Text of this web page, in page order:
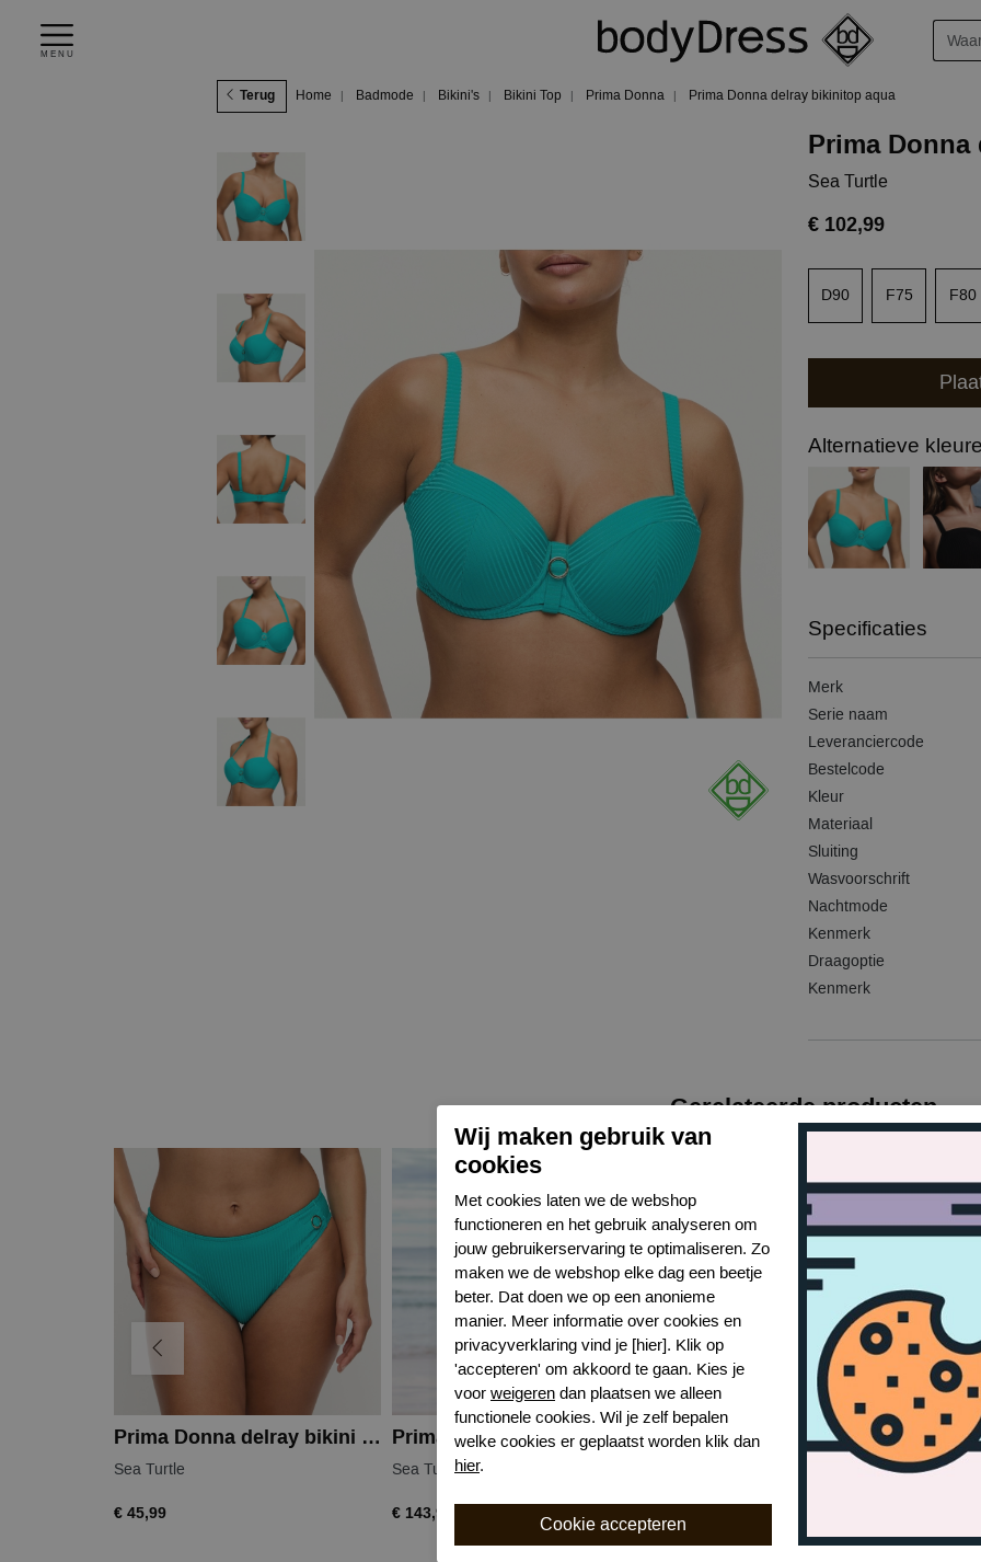
MENU
Terug Home Badmode Bikini's Bikini Top Prima Donna Prima Donna delray bikinitop aqua
Prima
Sea Turtle
€ 102,99
D90 F75 F80
Alternatieve
Specificaties
Merk
Serie naam
Leveranciercode
Bestelcode
Kleur
Materiaal
Sluiting
Wasvoorschrift
Nachtmode
Kenmerk
Draagoptie
Kenmerk
Gerelateerde producten
Prima Donna delray bikini slip
Sea Turtle
€ 45,99
Prima Donna delray badpak
Sea Turtle
€ 143,99
Prima Donna delray badpak
Sea
Wij maken gebruik van
cookies
Met cookies laten we de webshop
functioneren en het gebruik analyseren om
jouw gebruikerservaring te optimaliseren. Zo
maken we de webshop elke dag een beetje
beter. Dat doen we op een anonieme
manier. Meer informatie over cookies en
privacyverklaring vind je [hier]. Klik op
'accepteren' om akkoord te gaan. Kies je
voor weigeren dan plaatsen we alleen
functionele cookies. Wil je zelf bepalen
welke cookies er geplaatst worden klik dan
hier.